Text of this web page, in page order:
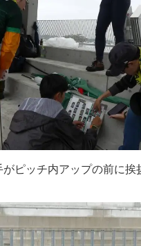
がピッチ内アップの前に挨